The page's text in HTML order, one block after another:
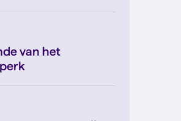
van het